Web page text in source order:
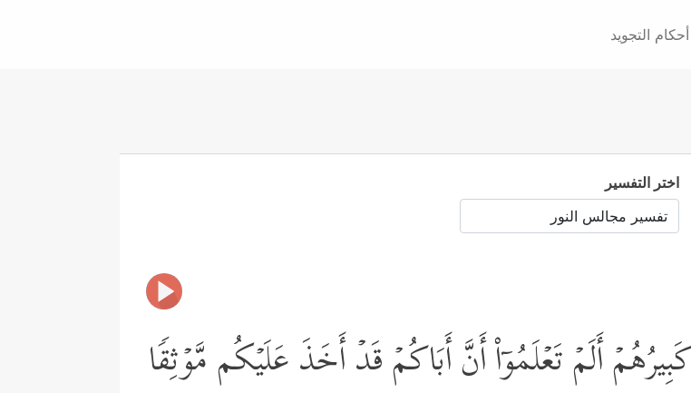
أحكام التجويد
اختر التفسير
أَلَمۡ تَعۡلَمُوۤاْ أَنَّ أَبَاكُمۡ قَدۡ أَخَذَ عَلَیۡكُم مَّوۡثِقࣰا